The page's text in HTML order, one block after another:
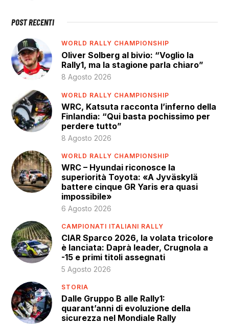
POST RECENTI
WORLD RALLY CHAMPIONSHIP
Oliver Solberg al bivio: “Voglio la
Rally1, ma la stagione parla chiaro”
8 Agosto 2026
WORLD RALLY CHAMPIONSHIP
WRC, Katsuta racconta l’inferno della
Finlandia: “Qui basta pochissimo per
perdere tutto”
8 Agosto 2026
WORLD RALLY CHAMPIONSHIP
WRC – Hyundai riconosce la
superiorità Toyota: «A Jyväskylä
battere cinque GR Yaris era quasi
impossibile»
6 Agosto 2026
CAMPIONATI ITALIANI RALLY
CIAR Sparco 2026, la volata tricolore
è lanciata: Daprà leader, Crugnola a
-15 e primi titoli assegnati
5 Agosto 2026
STORIA
Dalle Gruppo B alle Rally1:
quarant’anni di evoluzione della
sicurezza nel Mondiale Rally